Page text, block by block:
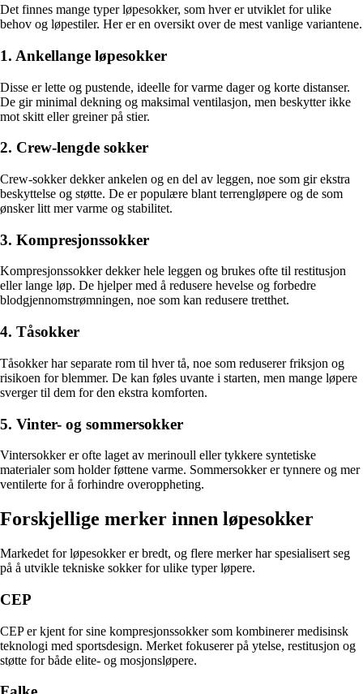
Det finnes mange typer løpesokker, som hver er utviklet for ulike
behov og løpestiler. Her er en oversikt over de mest vanlige variantene.
1. Ankellange løpesokker
Disse er lette og pustende, ideelle for varme dager og korte distanser.
De gir minimal dekning og maksimal ventilasjon, men beskytter ikke
mot skitt eller greiner på stier.
2. Crew-lengde sokker
Crew-sokker dekker ankelen og en del av leggen, noe som gir ekstra
beskyttelse og støtte. De er populære blant terrengløpere og de som
ønsker litt mer varme og stabilitet.
3. Kompresjonssokker
Kompresjonssokker dekker hele leggen og brukes ofte til restitusjon
eller lange løp. De hjelper med å redusere hevelse og forbedre
blodgjennomstrømningen, noe som kan redusere tretthet.
4. Tåsokker
Tåsokker har separate rom til hver tå, noe som reduserer friksjon og
risikoen for blemmer. De kan føles uvante i starten, men mange løpere
sverger til dem for den ekstra komforten.
5. Vinter- og sommersokker
Vintersokker er ofte laget av merinoull eller tykkere syntetiske
materialer som holder føttene varme. Sommersokker er tynnere og mer
ventilerte for å forhindre overoppheting.
Forskjellige merker innen løpesokker
Markedet for løpesokker er bredt, og flere merker har spesialisert seg
på å utvikle tekniske sokker for ulike typer løpere.
CEP
CEP er kjent for sine kompresjonssokker som kombinerer medisinsk
teknologi med sportsdesign. Merket fokuserer på ytelse, restitusjon og
støtte for både elite- og mosjonsløpere.